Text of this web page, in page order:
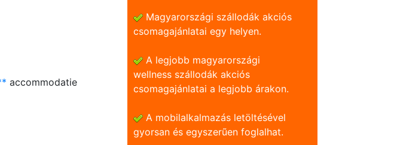
accommodatie
Magyarországi szállodák akciós
csomagajánlatai egy helyen.
A legjobb magyarországi
wellness szállodák akciós
csomagajánlatai a legjobb árakon.
A mobilalkalmazás letöltésével
gyorsan és egyszerũen foglalhat.